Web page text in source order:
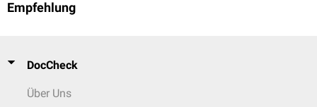
Empfehlung
DocCheck
Über Uns